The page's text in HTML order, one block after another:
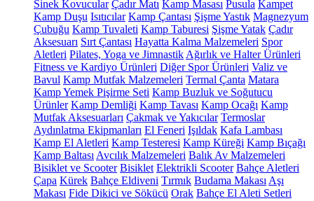
Sinek Kovucular Çadır Matı Kamp Masası Pusula Kampet
Kamp Duşu Isıtıcılar Kamp Çantası Şişme Yastık Magnezyum
Çubuğu Kamp Tuvaleti Kamp Taburesi Şişme Yatak Çadır
Aksesuarı Sırt Çantası Hayatta Kalma Malzemeleri Spor
Aletleri Pilates, Yoga ve Jimnastik Ağırlık ve Halter Ürünleri
Fitness ve Kardiyo Ürünleri Diğer Spor Ürünleri Valiz ve
Bavul Kamp Mutfak Malzemeleri Termal Çanta Matara
Kamp Yemek Pişirme Seti Kamp Buzluk ve Soğutucu
Ürünler Kamp Demliği Kamp Tavası Kamp Ocağı Kamp
Mutfak Aksesuarları Çakmak ve Yakıcılar Termoslar
Aydınlatma Ekipmanları El Feneri Işıldak Kafa Lambası
Kamp El Aletleri Kamp Testeresi Kamp Küreği Kamp Bıçağı
Kamp Baltası Avcılık Malzemeleri Balık Av Malzemeleri
Bisiklet ve Scooter Bisiklet Elektrikli Scooter Bahçe Aletleri
Çapa Kürek Bahçe Eldiveni Tırmık Budama Makası Aşı
Makası Fide Dikici ve Sökücü Orak Bahçe El Aleti Setleri